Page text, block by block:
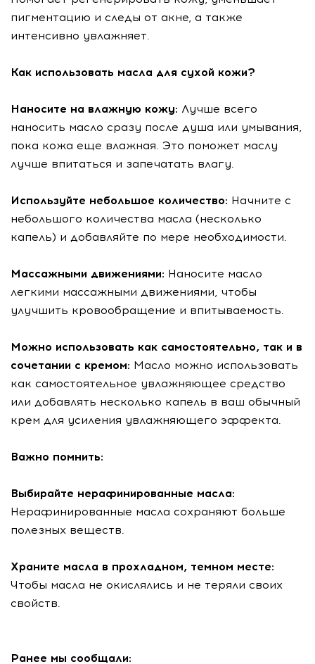
пигментацию и следы от акне, а также
интенсивно увлажняет.
Как использовать масла для сухой кожи?
Наносите на влажную кожу: Лучше всего
наносить масло сразу после душа или умывания,
пока кожа еще влажная. Это поможет маслу
лучше впитаться и запечатать влагу.
Используйте небольшое количество: Начните с
небольшого количества масла (несколько
капель) и добавляйте по мере необходимости.
Массажными движениями: Наносите масло
легкими массажными движениями, чтобы
улучшить кровообращение и впитываемость.
Можно использовать как самостоятельно, так и в
сочетании с кремом: Масло можно использовать
как самостоятельное увлажняющее средство
или добавлять несколько капель в ваш обычный
крем для усиления увлажняющего эффекта.
Важно помнить:
Выбирайте нерафинированные масла:
Нерафинированные масла сохраняют больше
полезных веществ.
Храните масла в прохладном, темном месте:
Чтобы масла не окислялись и не теряли своих
свойств.
Ранее мы сообщали: